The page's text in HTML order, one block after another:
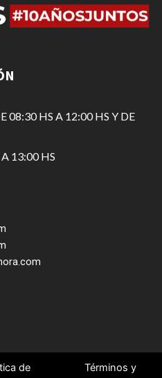
08:30 HS A 12:00 HS Y DE
13:00 HS
de
Términos y